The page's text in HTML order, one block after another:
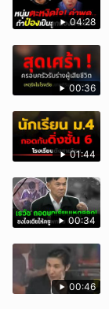
04:28
00:36
01:44
00:34
00:46